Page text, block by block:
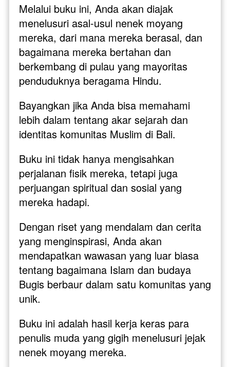
Melalui buku ini, Anda akan diajak
menelusuri asal-usul nenek moyang
mereka, dari mana mereka berasal, dan
bagaimana mereka bertahan dan
berkembang di pulau yang mayoritas
penduduknya beragama Hindu.
Bayangkan jika Anda bisa memahami
lebih dalam tentang akar sejarah dan
identitas komunitas Muslim di Bali.
Buku ini tidak hanya mengisahkan
perjalanan fisik mereka, tetapi juga
perjuangan spiritual dan sosial yang
mereka hadapi.
Dengan riset yang mendalam dan cerita
yang menginspirasi, Anda akan
mendapatkan wawasan yang luar biasa
tentang bagaimana Islam dan budaya
Bugis berbaur dalam satu komunitas yang
unik.
Buku ini adalah hasil kerja keras para
penulis muda yang gigih menelusuri jejak
nenek moyang mereka.